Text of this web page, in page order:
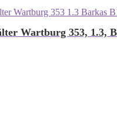
Wartburg 353, 1.3,